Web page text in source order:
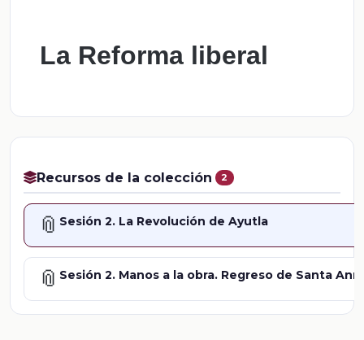
La Reforma liberal
Recursos de la colección 2
📎 Sesión 2. La Revolución de Ayutla
📎 Sesión 2. Manos a la obra. Regreso de Santa